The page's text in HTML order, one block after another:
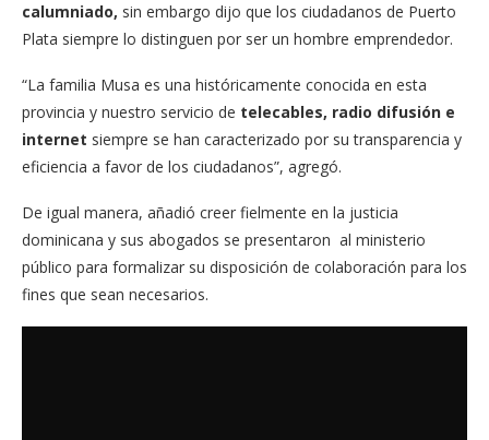
calumniado, sin embargo dijo que los ciudadanos de Puerto
Plata siempre lo distinguen por ser un hombre emprendedor.
“La familia Musa es una históricamente conocida en esta
provincia y nuestro servicio de telecables, radio difusión e
internet siempre se han caracterizado por su transparencia y
eficiencia a favor de los ciudadanos”, agregó.
De igual manera, añadió creer fielmente en la justicia
dominicana y sus abogados se presentaron al ministerio
público para formalizar su disposición de colaboración para los
fines que sean necesarios.